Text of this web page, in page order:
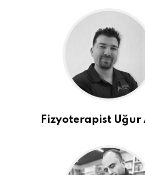
Fizyoterapist Uğur